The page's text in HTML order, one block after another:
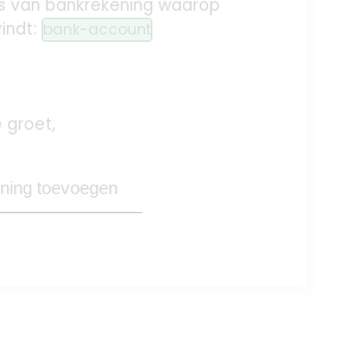
van bankrekening waarop
bank-account
groet,
toevoegen